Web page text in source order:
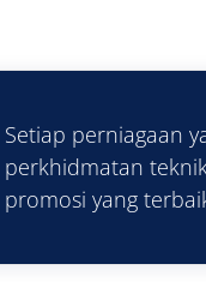
Setiap perniagaan
perkhidmatan
promosi yang